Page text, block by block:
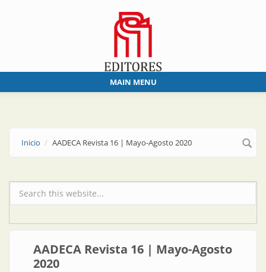
MAIN MENU
Inicio AADECA Revista 16 | Mayo-Agosto 2020
Formulario de búsqueda
AADECA Revista 16 | Mayo-Agosto
2020